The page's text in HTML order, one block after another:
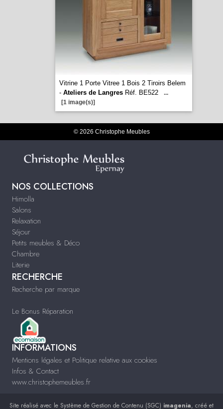
Vitrine 1 Porte Vitree 1 Bois 2 Tiroirs Belem
- Ateliers de LangresRéf. BE522
...
[1 image(s)]
© 2026 Christophe Meubles
NOS COLLECTIONS
Himolla
Salons
Relaxation
Séjour
Petits meubles & Déco
Chambre
Literie
RECHERCHE
Recherche par marque
Le Bonus Réparation
INFORMATIONS
Mentions légales et Politique relative aux cookies
Infos & Contact
www.christophemeubles.fr
Site réalisé avec le Système de Gestion de Contenu (SGC) imagenia, créé et